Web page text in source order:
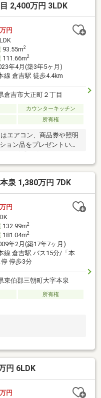
2,400万円 3LDK
万円
93.55m2
111.66m2
年4月(築3年5ヶ月)
線 倉吉駅 徒歩4.4km
倉吉市大正町２丁目
カウンターキッチン
所有権
エアコン、商品券や照明
ョン品をプレゼントいた
泉 1,380万円 7DK
万円
132.99m2
181.04m2
年2月(築17年7ヶ月)
線 倉吉駅 バス15分/「本
停歩3分
東伯郡三朝町大字本泉
所有権
円 6LDK
万円